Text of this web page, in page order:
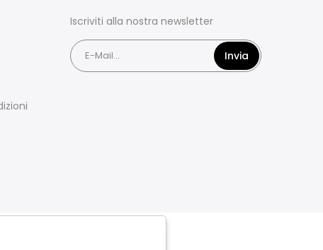
Iscriviti alla nostra newsletter
Invia